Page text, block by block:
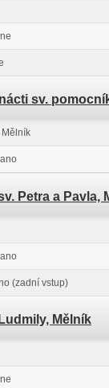
ne
sv.
Mělník
ano
Petra a Pavla,
ano
(zadní vstup)
Mělník
ne